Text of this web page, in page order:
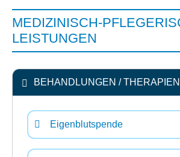
MEDIZINISCH-
LEISTUNGEN
BEHANDLUNGEN / THERAPIEN
Eigenblutspende